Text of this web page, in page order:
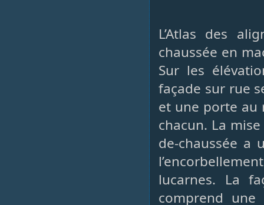
L’Atlas des
chaussée en
Sur les
façade sur rue
et une porte au
chacun. La
de-chaussée a
lucarnes. La
comprend une